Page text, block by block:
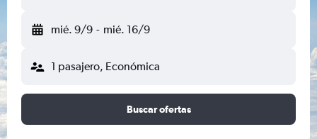
mié. 9/9 - mié. 16/9
1 pasajero, Económica
Buscar ofertas